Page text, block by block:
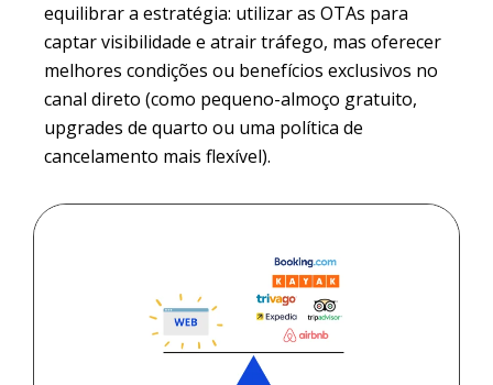
equilibrar a estratégia: utilizar as OTAs para
captar visibilidade e atrair tráfego, mas oferecer
melhores condições ou benefícios exclusivos no
canal direto (como pequeno-almoço gratuito,
upgrades de quarto ou uma política de
cancelamento mais flexível).